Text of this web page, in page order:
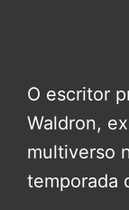
O escritor
Waldron,
multiverso
temporada